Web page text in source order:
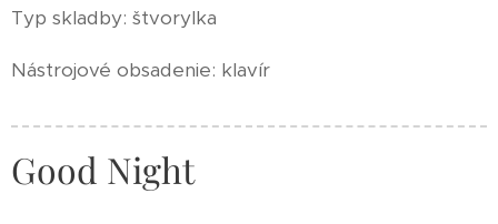
Typ skladby: štvorylka
Nástrojové obsadenie: klavír
Good Night